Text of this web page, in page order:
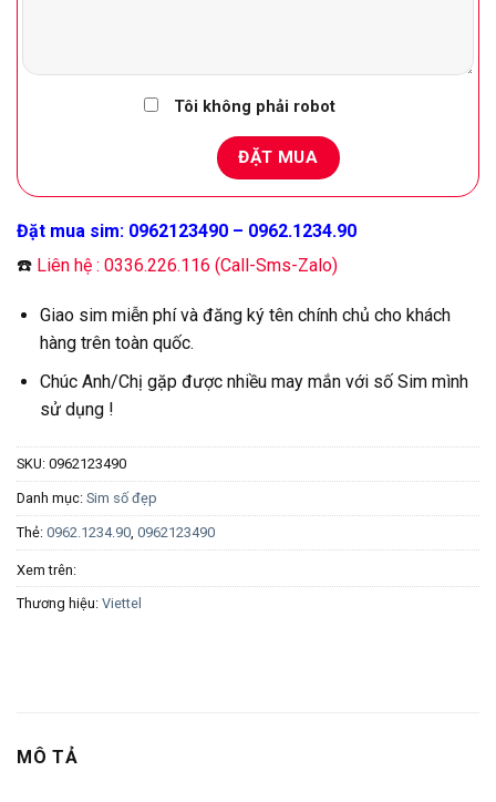
Tôi không phải robot
Đặt mua sim: 0962123490 – 0962.1234.90
☎️ Liên hệ : 0336.226.116 (Call-Sms-Zalo)
Giao sim miễn phí và đăng ký tên chính chủ cho khách
hàng trên toàn quốc.
Chúc Anh/Chị gặp được nhiều may mắn với số Sim mình
sử dụng !
SKU: 0962123490
Danh mục: Sim số đẹp
Thẻ: 0962.1234.90 0962123490
Xem trên:
Thương hiệu: Viettel
MÔ TẢ